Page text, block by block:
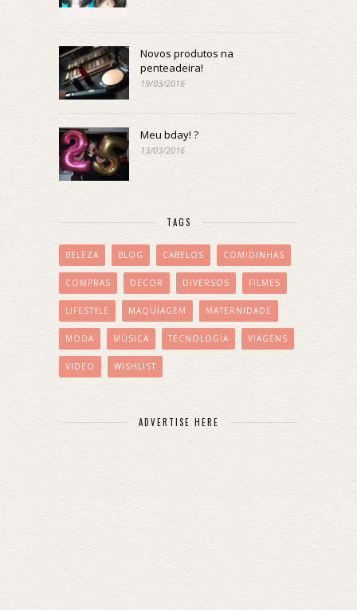
Novos produtos na
penteadeira!
19/03/2016
Meu bday! ?
13/03/2016
TAGS
BELEZA BLOG CABELOS COMIDINHAS
COMPRAS DECOR DIVERSOS FILMES
LIFESTYLE MAQUIAGEM MATERNIDADE
MODA MÚSICA TECNOLOGIA VIAGENS
VIDEO WISHLIST
ADVERTISE HERE